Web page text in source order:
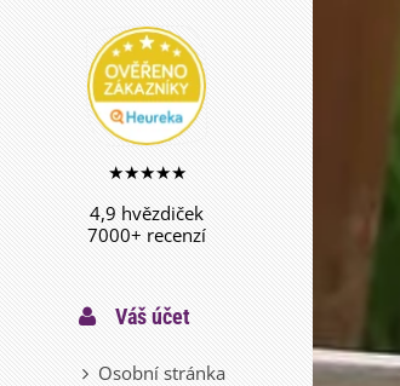
★★★★★
4,9 hvězdiček
7000+ recenzí
Váš účet
Osobní stránka